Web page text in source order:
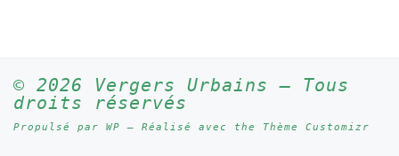
© 2026 Vergers Urbains – Tous
droits réservés
Propulsé par WP – Réalisé avec the Thème Customizr